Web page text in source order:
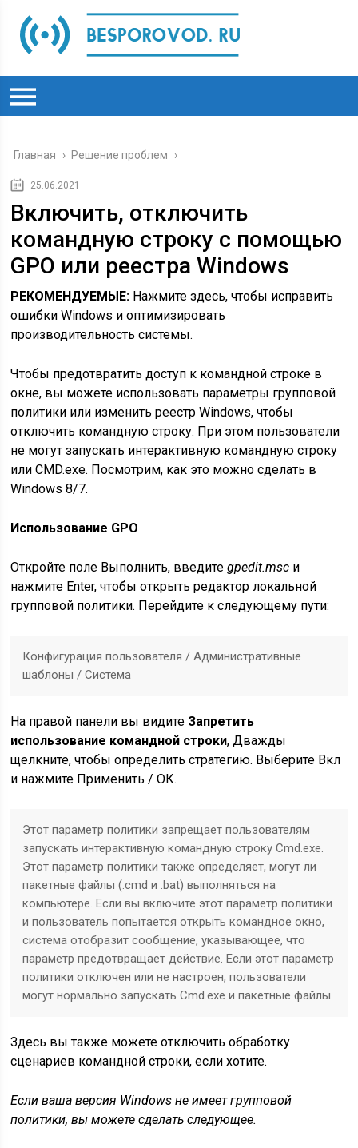
Главная › Решение проблем ›
25.06.2021
Включить, отключить
командную строку с помощью
GPO или реестра Windows
РЕКОМЕНДУЕМЫЕ: Нажмите здесь, чтобы исправить
ошибки Windows и оптимизировать
производительность системы.
Чтобы предотвратить доступ к командной строке в
окне, вы можете использовать параметры групповой
политики или изменить реестр Windows, чтобы
отключить командную строку. При этом пользователи
не могут запускать интерактивную командную строку
или CMD.exe. Посмотрим, как это можно сделать в
Windows 8/7.
Использование GPO
Откройте поле Выполнить, введитеgpedit.msc и
нажмите Enter, чтобы открыть редактор локальной
групповой политики. Перейдите к следующему пути:
Конфигурация пользователя / Административные
шаблоны / Система
На правой панели вы видите Запретить
использование командной строки, Дважды
щелкните, чтобы определить стратегию. Выберите Вкл
и нажмите Применить / ОК.
Этот параметр политики запрещает пользователям
запускать интерактивную командную строку Cmd.exe.
Этот параметр политики также определяет, могут ли
пакетные файлы (.cmd и .bat) выполняться на
компьютере. Если вы включите этот параметр политики
и пользователь попытается открыть командное окно,
система отобразит сообщение, указывающее, что
параметр предотвращает действие. Если этот параметр
политики отключен или не настроен, пользователи
могут нормально запускать Cmd.exe и пакетные файлы.
Здесь вы также можете отключить обработку
сценариев командной строки, если хотите.
Если ваша версия Windows не имеет групповой
политики, вы можете сделать следующее.